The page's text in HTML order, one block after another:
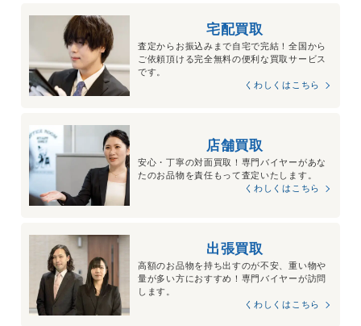
宅配買取
査定からお振込みまで自宅で完結！全国から
ご依頼頂ける完全無料の便利な買取サービス
です。
くわしくはこちら
店舗買取
安心・丁寧の対面買取！専門バイヤーがあな
たのお品物を責任もって査定いたします。
くわしくはこちら
出張買取
高額のお品物を持ち出すのが不安、重い物や
量が多い方におすすめ！専門バイヤーが訪問
します。
くわしくはこちら